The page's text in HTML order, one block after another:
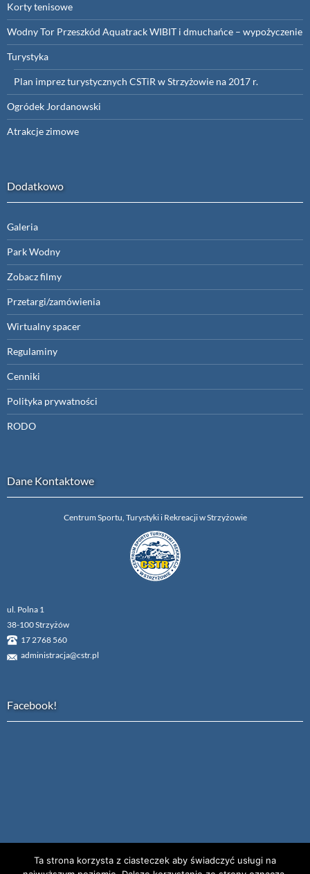
Korty tenisowe
Wodny Tor Przeszkód Aquatrack WIBIT i dmuchańce – wypożyczenie
Turystyka
Plan imprez turystycznych CSTiR w Strzyżowie na 2017 r.
Ogródek Jordanowski
Atrakcje zimowe
Dodatkowo
Galeria
Park Wodny
Zobacz filmy
Przetargi/zamówienia
Wirtualny spacer
Regulaminy
Cenniki
Polityka prywatności
RODO
Dane Kontaktowe
Centrum Sportu, Turystyki i Rekreacji w Strzyżowie
ul. Polna 1
38-100 Strzyżów
17 2768 560
administracja@cstr.pl
Facebook!
Ta strona korzysta z ciasteczek aby świadczyć usługi na